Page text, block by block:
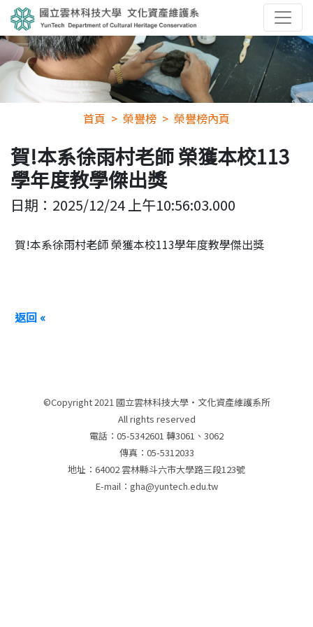
首頁 榮譽榜 榮譽榜內頁
賀!本系徐雨村老師 榮獲本校113
學年度教學傑出獎
日期： 2025/12/24 上午10:56:03.000
賀!本系徐雨村老師 榮獲本校113學年度教學傑出獎
返回 «
©Copyright 2021 國立雲林科技大學‧文化資產維護系所
All rights reserved
電話：05-5342601 轉3061、3062
傳真：05-5312033
地址：64002 雲林縣斗六市大學路三段123號
E-mail：gha@yuntech.edu.tw